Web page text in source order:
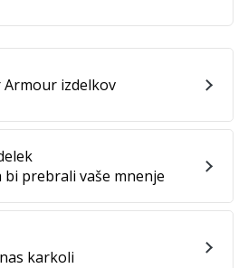
bi prebrali vaše mnenje
karkoli
Armour izdelkov